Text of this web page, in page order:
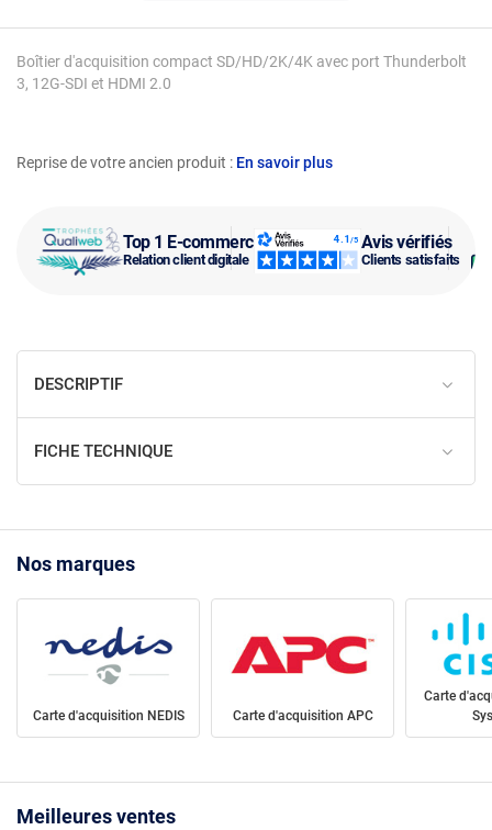
Top 1 E-commerce
Relation client digitale
Avis vérifiés
Clients satisfaits
Reprise de votre ancien produit : En savoir plus
Boîtier d'acquisition compact SD/HD/2K/4K avec port Thunderbolt
3, 12G-SDI et HDMI 2.0
DESCRIPTIF
FICHE TECHNIQUE
Nos marques
Carte d'acquisition NEDIS Carte d'acquisition APC
Carte
Meilleures ventes